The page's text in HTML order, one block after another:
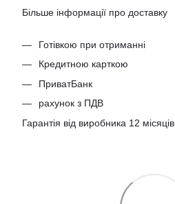
Більше інформації про доставку
Готівкою при отриманні
Кредитною карткою
ПриватБанк
рахунок з ПДВ
Гарантія від виробника 12 місяців.